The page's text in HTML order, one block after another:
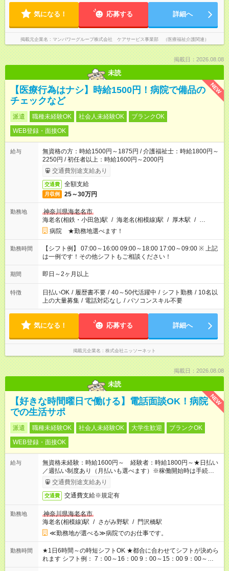
気になる！ 応募する 詳細へ
掲載元企業名 マンパワーグループ株式会社 ケアサービス事業部 （医療福祉介護関連）
掲載日：2026.08.08
未読
NEW
【医療行為はナシ】時給1500円！病院で備品の
チェックなど
派遣 職種未経験OK 社会人未経験OK
ブランクOK
WEB登録・面接OK
給与
無資格の方：時給1500円～1875円 / 介護福祉士：時給1800円～
2250円 / 初任者以上：時給1600円～2000円
交通費別途支給あり
交通費 全額支給
月収例 25～30万円
勤務地
神奈川県海老名市
海老名(相鉄・小田急)駅 / 海老名(相模線)駅 / 厚木駅 / …
病院 ★勤務地選べます！
勤務時間
【シフト例】 07:00～16:00 09:00～18:00 17:00～09:00 ※ 上記
は一例です！その他シフトもご相談ください！
期間 即日～2ヶ月以上
特徴 日払いOK / 履歴書不要 / 40～50代活躍中 / シフト勤務 / 10名以
上の大量募集 / 電話対応なし / パソコンスキル不要
気になる！ 応募する 詳細へ
掲載元企業名 株式会社ニッソーネット
掲載日：2026.08.08
未読
NEW
【好きな時間曜日で働ける】電話面談OK！病院
での生活サポ
派遣 職種未経験OK 社会人未経験OK 大学生歓迎
ブランクOK
WEB登録・面接OK
給与
無資格未経験：時給1600円～ 経験者：時給1800円～★日払い
／週払い制度あり（月払いも選べます）※稼働開始時は手続き完
了次第のお支払いとなります。
交通費別途支給あり
交通費 交通費支給※規定有
勤務地
神奈川県海老名市
海老名(相模線)駅 / さがみ野駅 / 門沢橋駅
≪勤務地が選べる≫病院でのお仕事です。
勤務時間
★1日6時間～の時短シフトOK ★都合に合わせてシフトが決めら
れます シフト例： 7：00～16：00 9：00～15：00 9：00～
18：00 11：00～20：00 など ※Wワークの場合、他のお仕事と